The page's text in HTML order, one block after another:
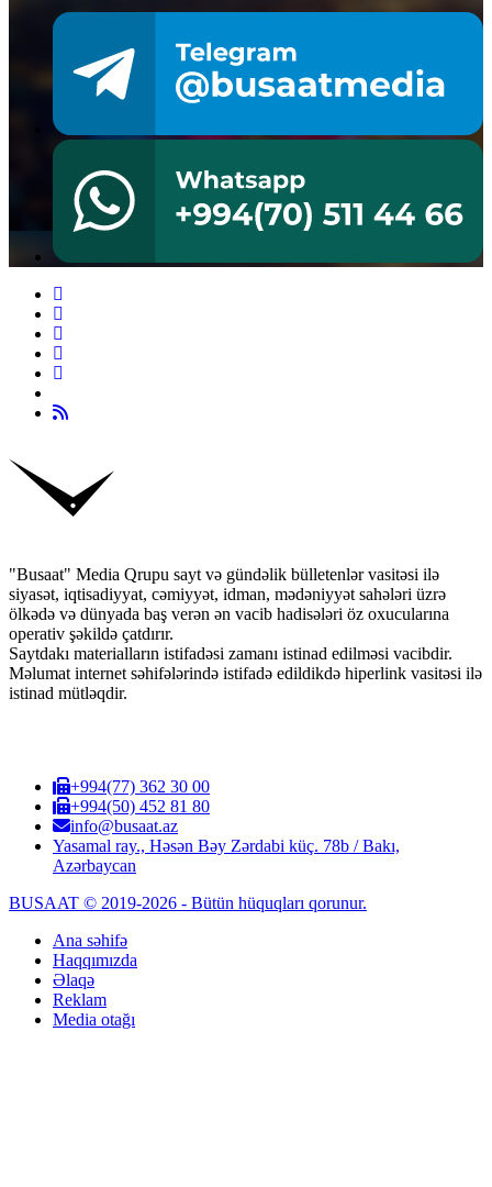
"Busaat" Media Qrupu sayt və gündəlik bülletenlər vasitəsi ilə
siyasət, iqtisadiyyat, cəmiyyət, idman, mədəniyyət sahələri üzrə
ölkədə və dünyada baş verən ən vacib hadisələri öz oxucularına
operativ şəkildə çatdırır.
Saytdakı materialların istifadəsi zamanı istinad edilməsi vacibdir.
Məlumat internet səhifələrində istifadə edildikdə hiperlink vasitəsi ilə
istinad mütləqdir.
+994(77) 362 30 00
+994(50) 452 81 80
info@busaat.az
Yasamal ray., Həsən Bəy Zərdabi küç. 78b / Bakı,
Azərbaycan
BUSAAT © 2019-2026 - Bütün hüquqları qorunur.
Ana səhifə
Haqqımızda
Əlaqə
Reklam
Media otağı